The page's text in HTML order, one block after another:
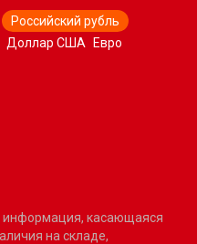
Российский рубль
Доллар США
Евро
информация, касающаяся
на складе,